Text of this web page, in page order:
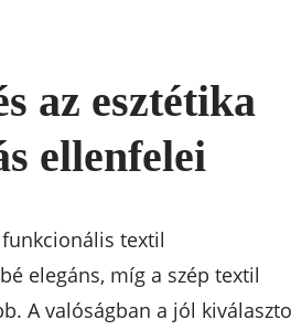
az esztétika
ellenfelei
textil
elegáns, míg a szép textil
A valóságban a jól